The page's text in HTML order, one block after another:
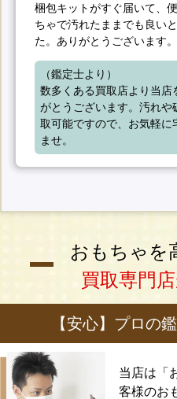
梱包キットがすぐ届いて、
ちゃで汚れたままでも良い
た。ありがとうございます。
（鑑定士より）
数多くある買取店より当店
がとうございます。汚れや
取可能ですので、お気軽
ませ。
おもちゃを
買取専門
【安心】プロの
当店は「
客様のお